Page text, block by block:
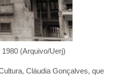
(Arquivo/Uerj)
Cláudia Gonçalves, que